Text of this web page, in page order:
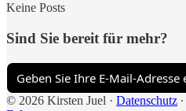
Keine Posts
Sind Sie bereit für mehr?
© 2026 Kirsten Juel · Datenschutz ∙